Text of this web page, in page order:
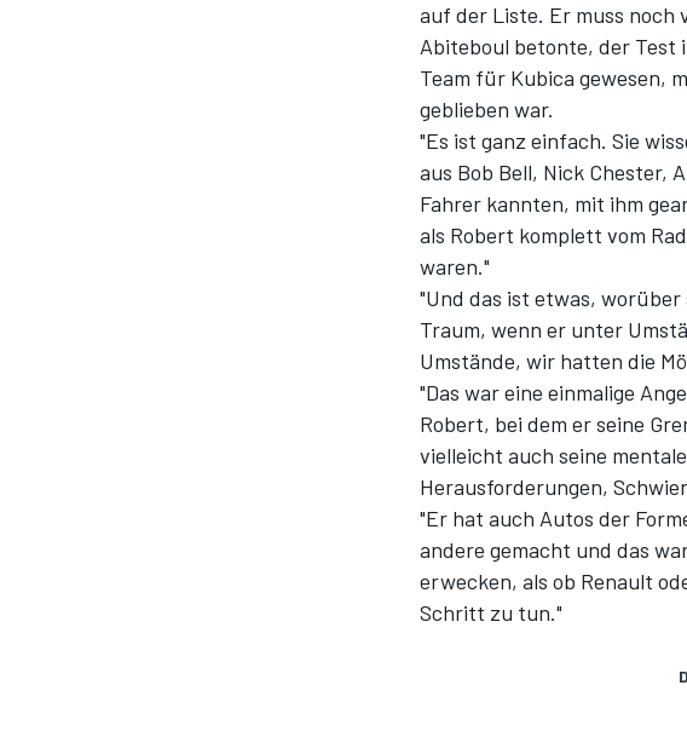
auf der Liste. Er muss noch
Abiteboul betonte, der Test
Team für Kubica gewesen,
geblieben war.
"Es ist ganz einfach. Sie
aus Bob Bell, Nick Chester,
Fahrer kannten, mit ihm
als Robert komplett vom
waren."
"Und das ist etwas, worüber
Traum, wenn er unter
Umstände, wir hatten die
"Das war eine einmalige
Robert, bei dem er seine
vielleicht auch seine
Herausforderungen,
"Er hat auch Autos der
andere gemacht und das
erwecken, als ob Renault
Schritt zu tun."